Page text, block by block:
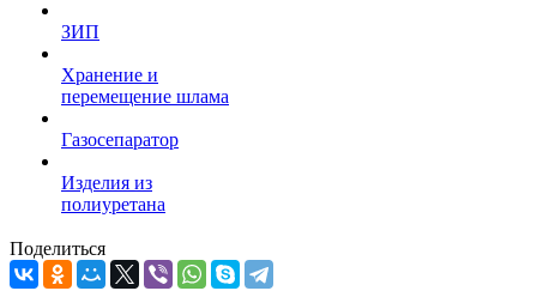
ЗИП
Хранение и
перемещение шлама
Газосепаратор
Изделия из
полиуретана
Поделиться